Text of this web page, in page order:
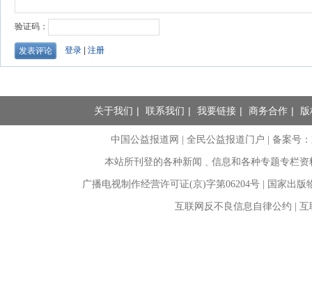
关于我们 | 联系我们 | 我要链接 | 商务合作 |
中国公益报道网 | 全民公益报道门户 |备案号
本站所刊登的各种新闻﹑信息和各种专题专栏
广播电视制作经营许可证(京)字第06204号 | 国家出
互联网反不良信息自律公约 |